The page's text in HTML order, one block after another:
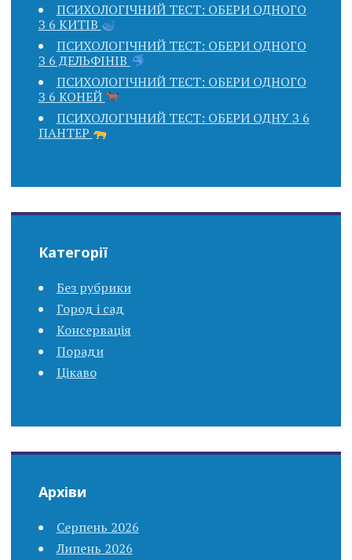
ПСИХОЛОГІЧНИЙ ТЕСТ: ОБЕРИ ОДНОГО
З 6 КИТІВ
ПСИХОЛОГІЧНИЙ ТЕСТ: ОБЕРИ ОДНОГО
З 6 ДЕЛЬФІНІВ
ПСИХОЛОГІЧНИЙ ТЕСТ: ОБЕРИ ОДНОГО
З 6 КОНЕЙ
ПСИХОЛОГІЧНИЙ ТЕСТ: ОБЕРИ ОДНУ З 6
ПАНТЕР
Категорії
Без рубрики
Город і сад
Консервація
Поради
Цікаво
Архіви
Серпень 2026
Липень 2026